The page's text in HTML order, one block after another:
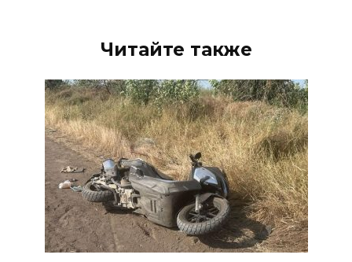
Читайте также